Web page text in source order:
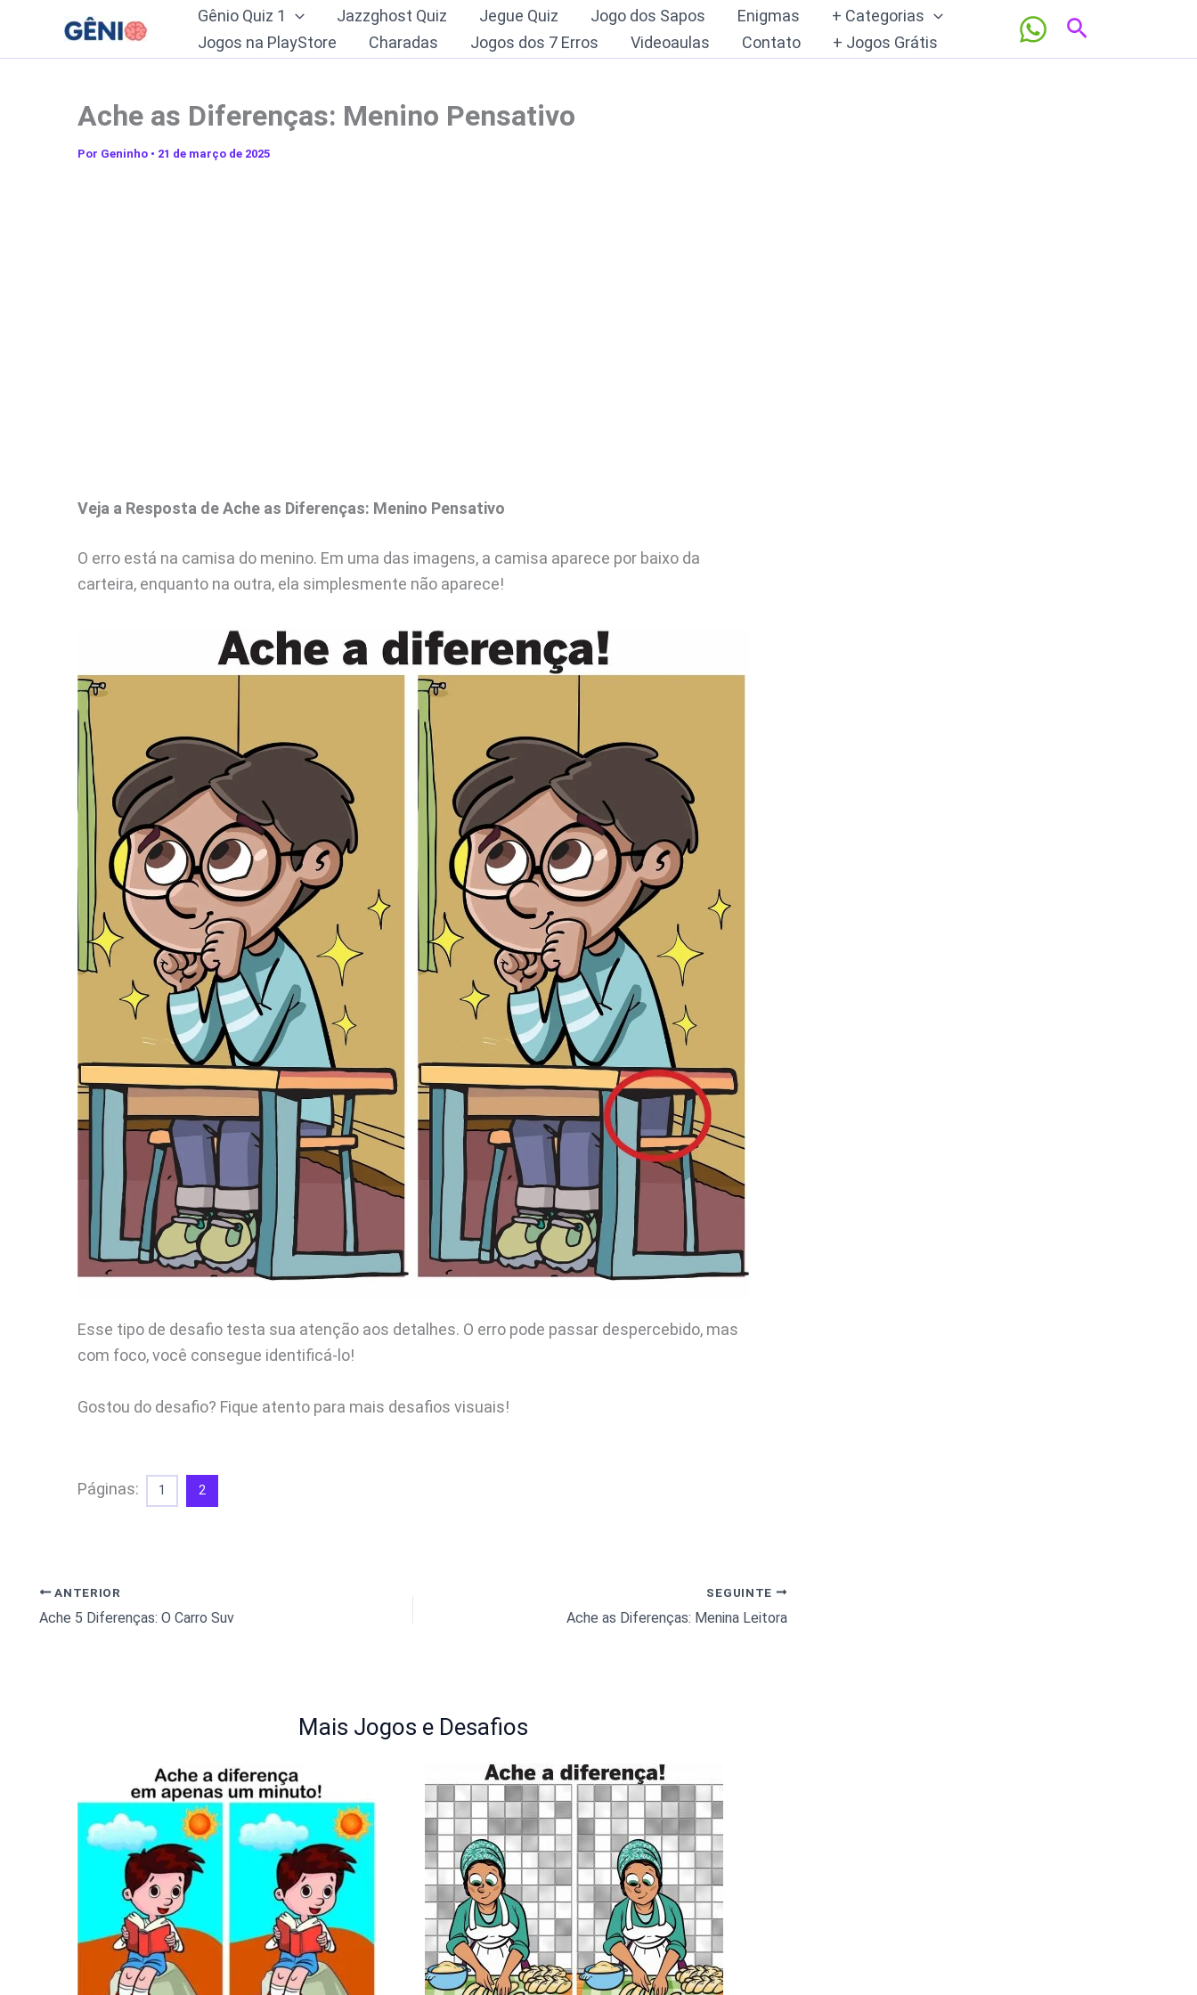
o
Gênio Quiz 1 Jazzghost Quiz Jegue Quiz Jogo dos Sapos Enigmas
+ Categorias
Jogos na PlayStore
Charadas Jogos dos 7 Erros Videoaulas Contato + Jogos Grátis
Pesquisar
Ache as Diferenças: Menino Pensativo
Por Geninho • 21 de março de 2025
Veja a Resposta de Ache as Diferenças: Menino Pensativo
O erro está na camisa do menino. Em uma das imagens, a camisa aparece por baixo da
carteira, enquanto na outra, ela simplesmente não aparece!
Esse tipo de desafio testa sua atenção aos detalhes. O erro pode passar despercebido, mas
com foco, você consegue identificá-lo!
Gostou do desafio? Fique atento para mais desafios visuais!
Páginas: 1 2
ANTERIOR
Ache 5 Diferenças: O Carro Suv
SEGUINTE
Ache as Diferenças: Menina Leitora
Mais Jogos e Desafios